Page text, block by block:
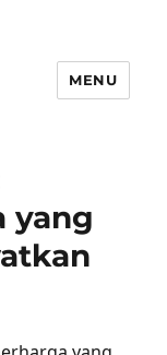
MENU
yang